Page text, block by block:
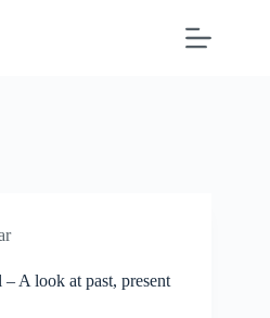
A look at past, present